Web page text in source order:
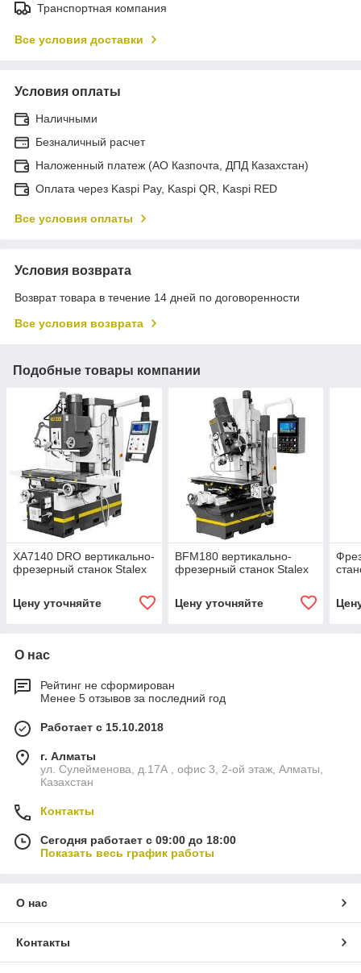
Транспортная компания
Все условия доставки
Условия оплаты
Наличными
Безналичный расчет
Наложенный платеж (АО Казпочта, ДПД Казахстан)
Оплата через Kaspi Pay, Kaspi QR, Kaspi RED
Все условия оплаты
Условия возврата
Возврат товара в течение 14 дней по договоренности
Все условия возврата
Подобные товары компании
XA7140 DRO вертикально-
фрезерный станок Stalex
Цену уточняйте
BFM180 вертикально-
фрезерный станок Stalex
Цену уточняйте
О нас
Рейтинг не сформирован
Менее 5 отзывов за последний год
Работает с 15.10.2018
г. Алматы
ул. Сулейменова, д.17А , офис 3, 2-ой этаж, Алматы,
Казахстан
Контакты
Сегодня работает с 09:00 до 18:00
Показать весь график работы
О нас
Контакты